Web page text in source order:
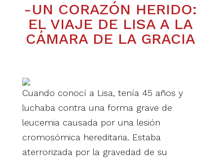
-UN CORAZÓN HERIDO:
EL VIAJE DE LISA A LA
CÁMARA DE LA GRACIA
Cuando conocí a Lisa, tenía 45 años y
luchaba contra una forma grave de
leucemia causada por una lesión
cromosómica hereditaria. Estaba
aterrorizada por la gravedad de su